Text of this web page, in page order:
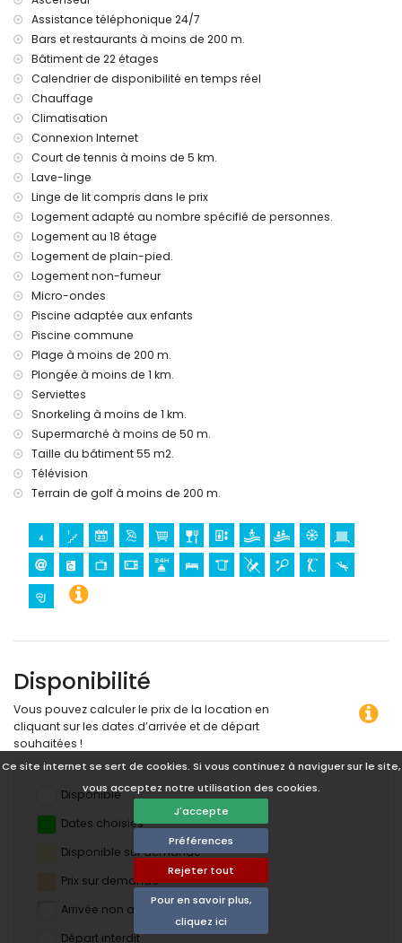
Ce site internet se sert de cookies. Si vous continuez à naviguer sur le site,
vous acceptez notre utilisation des cookies.
J'accepte
Préférences
Rejeter tout
Pour en savoir plus,
cliquez ici
Assistance téléphonique 24/7
Bars et restaurants à moins de 200 m.
Bâtiment de 22 étages
Calendrier de disponibilité en temps réel
Chauffage
Climatisation
Connexion Internet
Court de tennis à moins de 5 km.
Lave-linge
Linge de lit compris dans le prix
Logement adapté au nombre spécifié de personnes.
Logement au 18 étage
Logement de plain-pied.
Logement non-fumeur
Micro-ondes
Piscine adaptée aux enfants
Piscine commune
Plage à moins de 200 m.
Plongée à moins de 1 km.
Serviettes
Snorkeling à moins de 1 km.
Supermarché à moins de 50 m.
Taille du bâtiment 55 m2.
Télévision
Terrain de golf à moins de 200 m.
Disponibilité
Vous pouvez calculer le prix de la location en
cliquant sur les dates d’arrivée et de départ
souhaitées !
Disponible
Dates choisies
Disponible sur demande
Prix ​​sur demande
Arrivée non autorisée
Départ interdit